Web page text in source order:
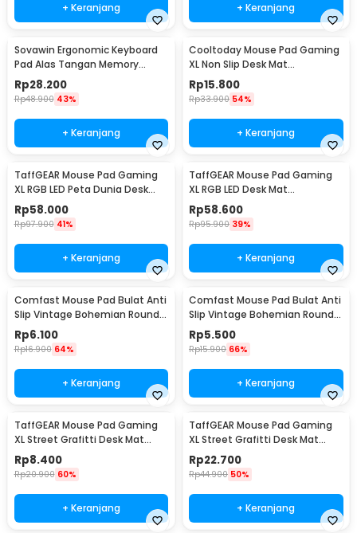
+ Keranjang + Keranjang
Sovawin Ergonomic Keyboard
Pad Alas Tangan Memory
Foam - SH-023
Rp28.200
Rp48.900 43%
+ Keranjang
Cooltoday Mouse Pad Gaming
XL Non Slip Desk Mat
800x300x2mm - LN001
Rp15.800
Rp33.900 54%
+ Keranjang
TaffGEAR Mouse Pad Gaming
XL RGB LED Peta Dunia Desk
Mat 300x700x4mm - GMS-
WT-5
Rp58.000
Rp97.900 41%
+ Keranjang
TaffGEAR Mouse Pad Gaming
XL RGB LED Desk Mat
900x300x4mm 300x900x4mm
- RGB-01
Rp58.600
Rp95.900 39%
+ Keranjang
Comfast Mouse Pad Bulat Anti
Slip Vintage Bohemian Round
200x200x3mm Gray Moroccan
Floral
Rp6.100
Rp16.900 64%
+ Keranjang
Comfast Mouse Pad Bulat Anti
Slip Vintage Bohemian Round
200x200x3mm Blue Moroccan
Floral
Rp5.500
Rp15.900 66%
+ Keranjang
TaffGEAR Mouse Pad Gaming
XL Street Grafitti Desk Mat
300x250x3mm - EI25
Rp8.400
Rp20.900 60%
+ Keranjang
TaffGEAR Mouse Pad Gaming
XL Street Grafitti Desk Mat
800x300x3mm - EI25
Rp22.700
Rp44.900 50%
+ Keranjang